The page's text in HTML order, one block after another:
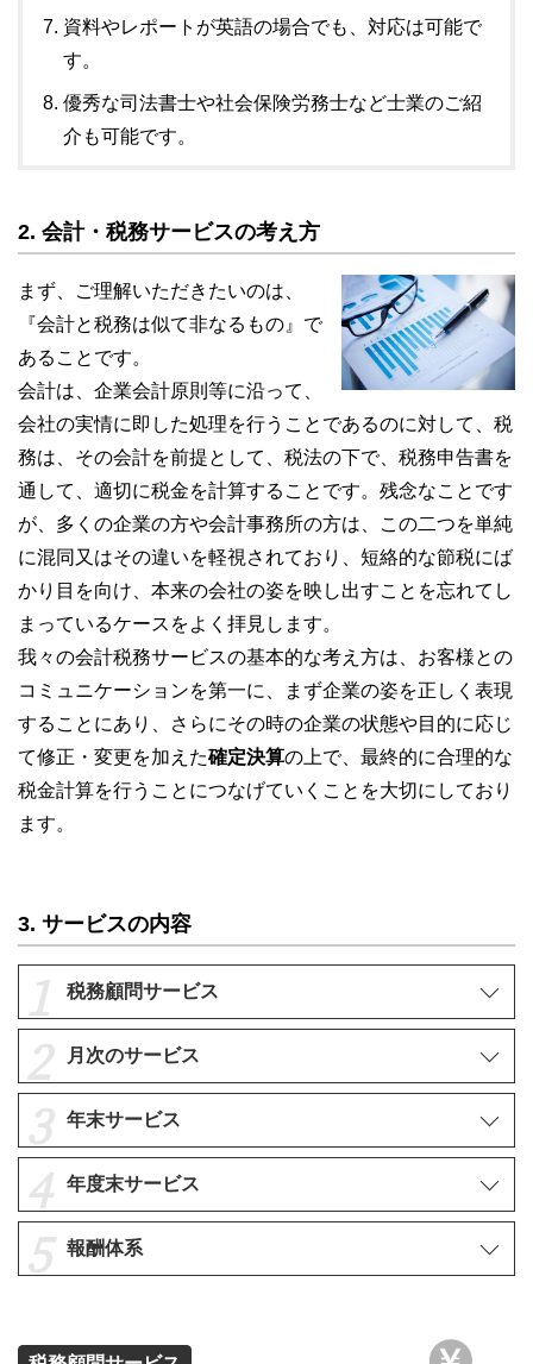
資料やレポートが英語の場合でも、対応は可能で
す。
優秀な司法書士や社会保険労務士など士業のご紹
介も可能です。
2. 会計・税務サービスの考え方
まず、ご理解いただきたいのは、
『会計と税務は似て非なるもの』で
あることです。
会計は、企業会計原則等に沿って、
会社の実情に即した処理を行うことであるのに対して、税
務は、その会計を前提として、税法の下で、税務申告書を
通して、適切に税金を計算することです。残念なことです
が、多くの企業の方や会計事務所の方は、この二つを単純
に混同又はその違いを軽視されており、短絡的な節税にば
かり目を向け、本来の会社の姿を映し出すことを忘れてし
まっているケースをよく拝見します。
我々の会計税務サービスの基本的な考え方は、お客様との
コミュニケーションを第一に、まず企業の姿を正しく表現
することにあり、さらにその時の企業の状態や目的に応じ
て修正・変更を加えた確定決算の上で、最終的に合理的な
税金計算を行うことにつなげていくことを大切にしており
ます。
3. サービスの内容
税務顧問サービス
月次のサービス
年末サービス
年度末サービス
報酬体系